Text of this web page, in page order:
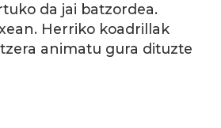
da jai batzordea.
Herriko koadrillak
animatu gura dituzte